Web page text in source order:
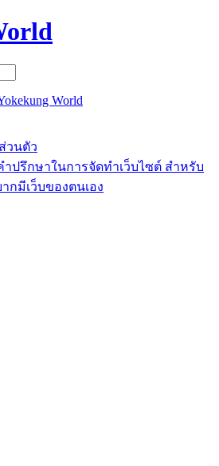
World
วนตัว
ปรึกษาในการจัดทำเว็บไซต์ สำหรับ
กมีเว็บของตนเอง